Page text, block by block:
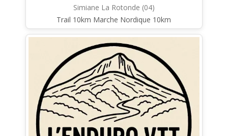
Simiane La Rotonde (04)
Trail 10km Marche Nordique 10km